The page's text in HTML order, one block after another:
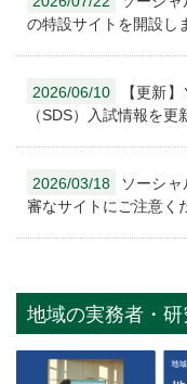
の特設サイトを開設し
2026/06/10
【更新
（SDS）入試情報を更
2026/03/18
ソーシ
審なサイトにご注意く
地域の実務者・